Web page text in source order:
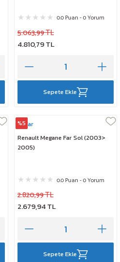
0.0 Puan - 0 Yorum
5.063,99 TL
4.810,79 TL
Sepete Ekle
%5
Ayfar
Renault Megane Far Sol (2003>
2005)
0.0 Puan - 0 Yorum
2.820,99 TL
2.679,94 TL
Sepete Ekle